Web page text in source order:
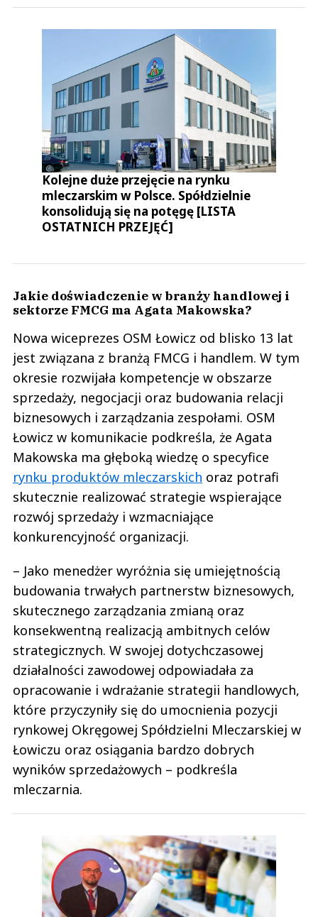
Kolejne duże przejęcie na rynku
mleczarskim w Polsce. Spółdzielnie
konsolidują się na potęgę [LISTA
OSTATNICH PRZEJĘĆ]
Jakie doświadczenie w branży handlowej i
sektorze FMCG ma Agata Makowska?
Nowa wiceprezes OSM Łowicz od blisko 13 lat
jest związana z branżą FMCG i handlem. W tym
okresie rozwijała kompetencje w obszarze
sprzedaży, negocjacji oraz budowania relacji
biznesowych i zarządzania zespołami. OSM
Łowicz w komunikacie podkreśla, że Agata
Makowska ma głęboką wiedzę o specyfice
rynku produktów mleczarskich oraz potrafi
skutecznie realizować strategie wspierające
rozwój sprzedaży i wzmacniające
konkurencyjność organizacji.
– Jako menedżer wyróżnia się umiejętnością
budowania trwałych partnerstw biznesowych,
skutecznego zarządzania zmianą oraz
konsekwentną realizacją ambitnych celów
strategicznych. W swojej dotychczasowej
działalności zawodowej odpowiadała za
opracowanie i wdrażanie strategii handlowych,
które przyczyniły się do umocnienia pozycji
rynkowej Okręgowej Spółdzielni Mleczarskiej w
Łowiczu oraz osiągania bardzo dobrych
wyników sprzedażowych – podkreśla
mleczarnia.